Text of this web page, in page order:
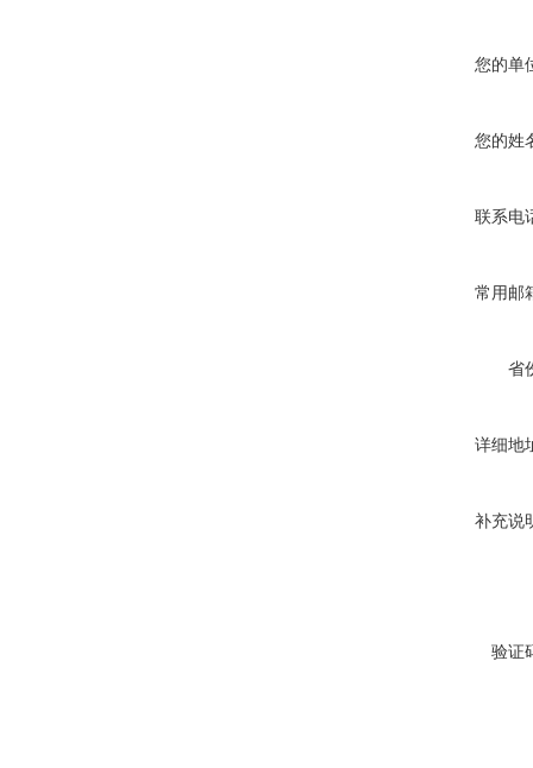
您的单
您的姓
联系电
常用邮
省
详细地
补充说
验证